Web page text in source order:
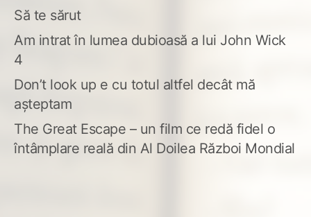
Să te sărut
Am intrat în lumea dubioasă a lui John Wick
4
Don’t look up e cu totul altfel decât mă
așteptam
The Great Escape – un film ce redă fidel o
întâmplare reală din Al Doilea Război Mondial